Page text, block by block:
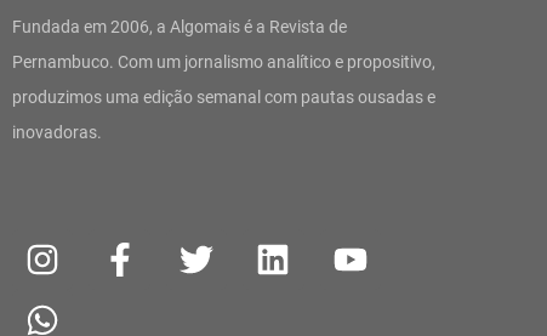
Fundada em 2006, a Algomais é a Revista de
Pernambuco. Com um jornalismo analítico e propositivo,
produzimos uma edição semanal com pautas ousadas e
inovadoras.
n
s
t
a
c
w
i
n
o
h
a
t